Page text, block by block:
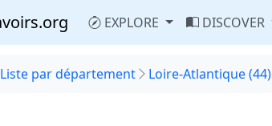
EXPLORE DISCOVER
Liste par département Loire-Atlantique (44)